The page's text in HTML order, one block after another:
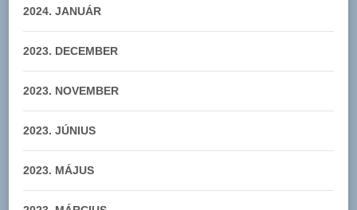
2024. JANUÁR
2023. DECEMBER
2023. NOVEMBER
2023. JÚNIUS
2023. MÁJUS